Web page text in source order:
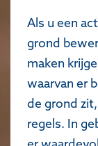
Als u een
grond
maken
waarvan er
de grond
regels. In